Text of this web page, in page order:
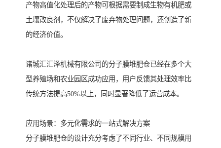
产物高值化处理后的产物可根据需要制成生物有机肥或
土壤改良剂，不仅解决了废弃物处理问题，还创造了新
的经济价值。
诸城汇汇泽机械有限公司的分子膜堆肥仓已经在多个大
型养殖场和农业园区成功应用，用户反馈其处理效率比
传统方法提高50%以上，同时显著降低了运营成本。
应用场景：多元化需求的一站式解决方案
分子膜堆肥仓的设计充分考虑了不同行业、不同规模用